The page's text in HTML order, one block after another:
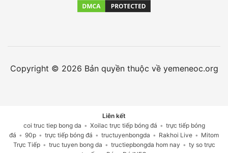
Copyright © 2026 Bản quyền thuộc về yemeneoc.org
Liên kết
coi truc tiep bong da • Xoilac trực tiếp bóng đá • trực tiếp bóng
đá • 90p • trực tiếp bóng đá • tructuyenbongda • Rakhoi Live • Mitom
Trực Tiếp • truc tuyen bong da • tructiepbongda hom nay • ty so trực